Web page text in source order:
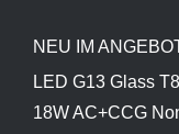
NEU IM
LED G13 Glass
18W AC+CCG